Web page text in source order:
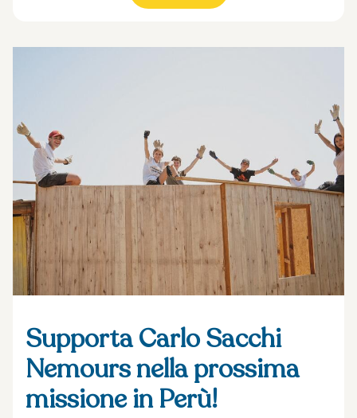
Supporta Carlo Sacchi
Nemours nella prossima
missione in Perù!